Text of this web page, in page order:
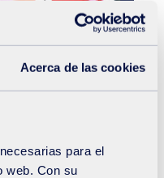
Acerca de las cookies
para el
web. Con su